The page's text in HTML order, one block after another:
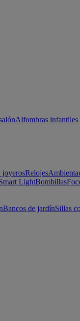
Alfombras infantiles
joyerosRelojes
LightBombillas
Bancos de jardínSillas